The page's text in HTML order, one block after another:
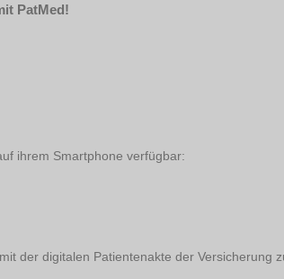
PatMed!
ihrem Smartphone verfügbar:
der digitalen Patientenakte der Versicherung